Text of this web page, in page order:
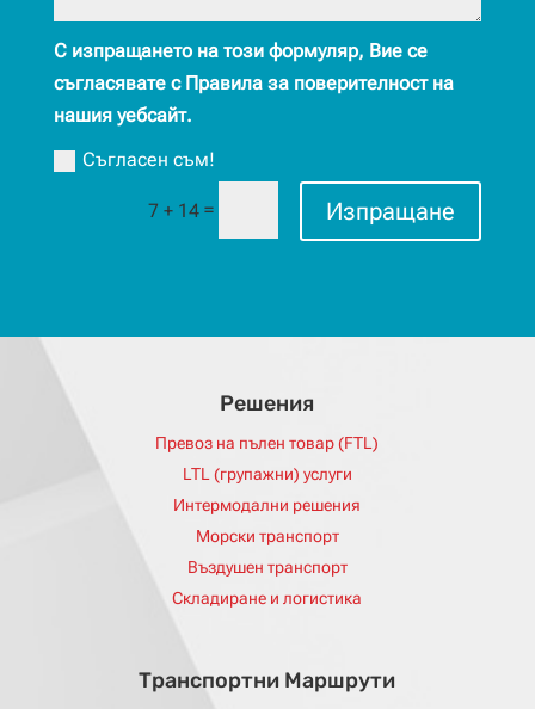
С изпращането на този формуляр, Вие се
съгласявате с Правила за поверителност на
нашия уебсайт.
Съгласен съм!
7 + 14 = Изпращане
Решения
Превоз на пълен товар (FTL)
LTL (групажни) услуги
Интермодални решения
Морски транспорт
Въздушен транспорт
Складиране и логистика
Tранспортни Mаршрути